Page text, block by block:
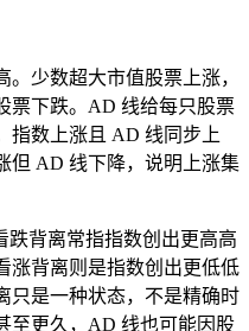
少数超大市值股票上涨，
票下跌。AD 线给每只股票
指数上涨且 AD 线同步上
但 AD 线下降，说明上涨集
跌背离常指指数创出更高高
涨背离则是指数创出更低低
只是一种状态，不是精确时
至更久，AD 线也可能因股